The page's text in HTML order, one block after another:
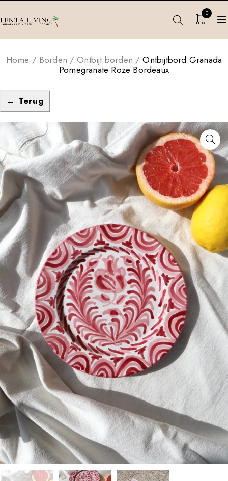
0
Home / Borden / Ontbijt borden / Ontbijtbord Granada
Pomegranate Roze Bordeaux
← Terug